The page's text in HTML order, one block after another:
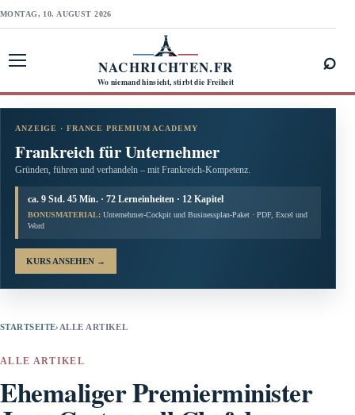
MONTAG, 10. AUGUST 2026
NACHRICHTEN.FR
Wo niemand hinsieht, stirbt die Freiheit
⌕
ANZEIGE · FRANCE PREMIUM ACADEMY
Frankreich für Unternehmer
Gründen, führen und verhandeln – mit Frankreich-Kompetenz.
ca. 9 Std. 45 Min. · 72 Lerneinheiten · 12 Kapitel
BONUSMATERIAL: Unternehmer-Cockpit und Businessplan-Paket · PDF, Excel und
Word
KURS ANSEHEN →
STARTSEITE› ALLE ARTIKEL
ALLE ARTIKEL
Ehemaliger Premierminister